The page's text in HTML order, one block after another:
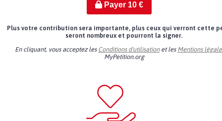
Payer 10€
Plus votre contribution sera importante, plus ceux qui verront cette
seront nombreux et pourront la signer.
En cliquant, vous acceptez les Conditions d'utilisationet les Mentions
MyPetition.org